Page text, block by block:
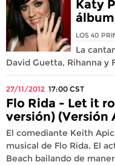
Katy
LOS 40
La
David Guetta, Rihanna y
27/11/2012 17:00 CST
Flo Rida - Let it
versión) (Versión
El comediante Keith
musical de Flo Rida. El
Beach bailando de